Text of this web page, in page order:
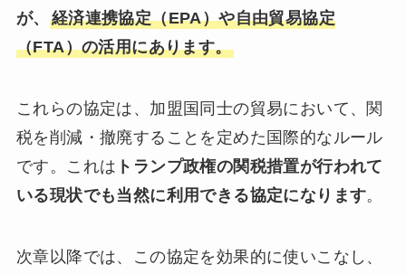
が、 経済連携協定（EPA）や自由貿易協定
（FTA）の活用にあります。
これらの協定は、加盟国同士の貿易において、関
税を削減・撤廃することを定めた国際的なルール
です。これは トランプ政権の関税措置が行われて
いる現状でも当然に利用できる協定になります。
次章以降では、この協定を効果的に使いこなし、